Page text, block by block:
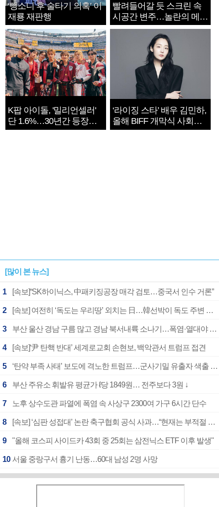
‘뺑소니 후 술타기 의혹’ 이
재룡 재판행
빨려들어갈 듯 스크린 속
시공간 변주…놀란의 메시
지는 ‘전쟁 속죄’
K팝 아이돌, '밀리언셀러'
단 1.6%…30년간 등장
1182개팀 전수조사
‘라이징 스타’ 배우 김민하,
올해 BIFF 개막식 사회자
확정
[많이 본 뉴스]
1 [속보]“SK하이닉스, 中패키징공장 매각 검토…중국서 인수 거론”
2 [속보] 여전히 ‘독도는 우리땅’ 외치는 日…韓선박이 독도 주변 해양조사 활동하자 반발
3 부산 울산 경남 구름 많고 경남 북서내륙 소나기…폭염·열대야 계속
4 [속보]‘尹 탄핵 반대’ 세계로교회 손현보, 백악관서 트럼프 접견
5 ‘탄약 부족 사태’ 보도에 격노한 트럼프…군사기밀 유출자 색출 지시
6 부산 주유소 휘발유 평균가 ℓ당 1849원… 전주보다 3원 ↓
7 노후 상수도관 파열에 폭염 속 사상구 2300여 가구 6시간 단수
8 [속보] ‘심판 성접대’ 논란 축구협회 공식 사과…“현재는 부적절 행위 없어”
9 "올해 코스피 사이드카 43회 중 25회는 삼전닉스 ETF 이후 발생"
10 서울 중랑구서 흉기 난동…60대 남성 2명 사망